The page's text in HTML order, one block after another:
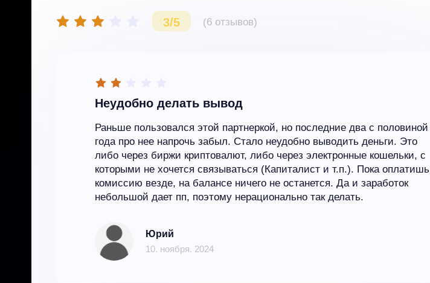
3/5 (6 отзывов)
Неудобно делать вывод
Раньше пользовался этой партнеркой, но последние два с половиной
года про нее напрочь забыл. Стало неудобно выводить деньги. Это
либо через биржи криптовалют, либо через электронные кошельки, с
которыми не хочется связываться (Капиталист и т.п.). Пока оплатишь
комиссию везде, на балансе ничего не останется. Да и заработок
небольшой дает пп, поэтому нерационально так делать.
Юрий
10. ноября. 2024